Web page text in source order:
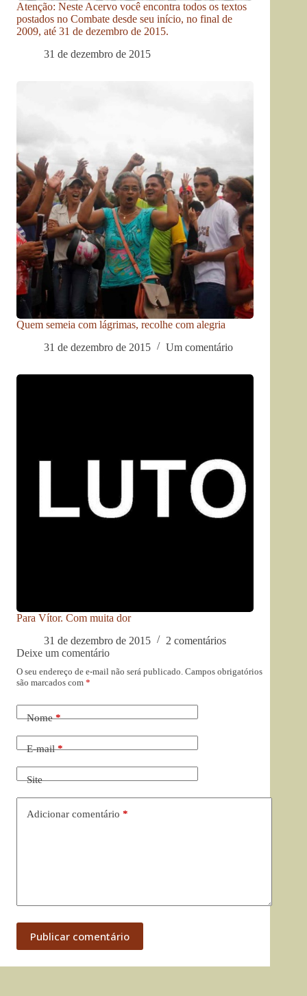
Atenção: Neste Acervo você encontra todos os textos
postados no Combate desde seu início, no final de
2009, até 31 de dezembro de 2015.
31 de dezembro de 2015
Quem semeia com lágrimas, recolhe com alegria
31 de dezembro de 2015
Um comentário
Para Vítor. Com muita dor
31 de dezembro de 2015
2 comentários
Deixe um comentário
O seu endereço de e-mail não será publicado. Campos obrigatórios
são marcados com *
Nome*
E-mail*
Site
Adicionar comentário *
Publicar comentário